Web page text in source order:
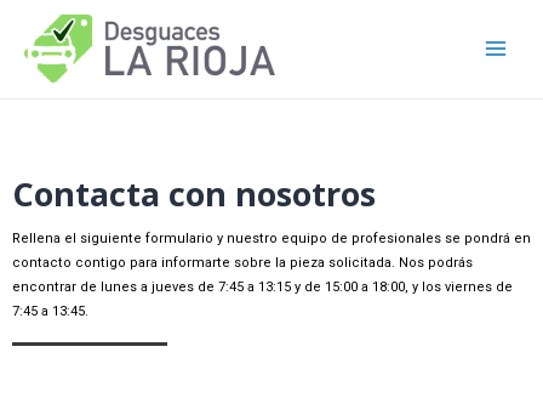
Contacta con nosotros
Rellena el siguiente formulario y nuestro equipo de profesionales se pondrá en
contacto contigo para informarte sobre la pieza solicitada. Nos podrás
encontrar de lunes a jueves de 7:45 a 13:15 y de 15:00 a 18:00, y los viernes de
7:45 a 13:45.